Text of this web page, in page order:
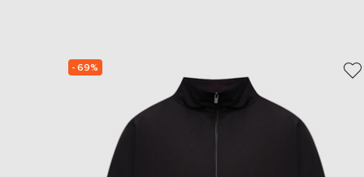
- 69%